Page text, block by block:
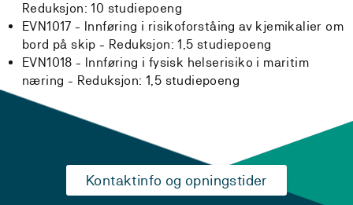
Reduksjon: 10 studiepoeng
EVN1017 - Innføring i risikoforståing av kjemikalier om
bord på skip - Reduksjon: 1,5 studiepoeng
EVN1018 - Innføring i fysisk helserisiko i maritim
næring - Reduksjon: 1,5 studiepoeng
Kontaktinfo og opningstider